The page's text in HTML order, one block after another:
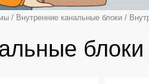
/ Внутренние канальные блоки /